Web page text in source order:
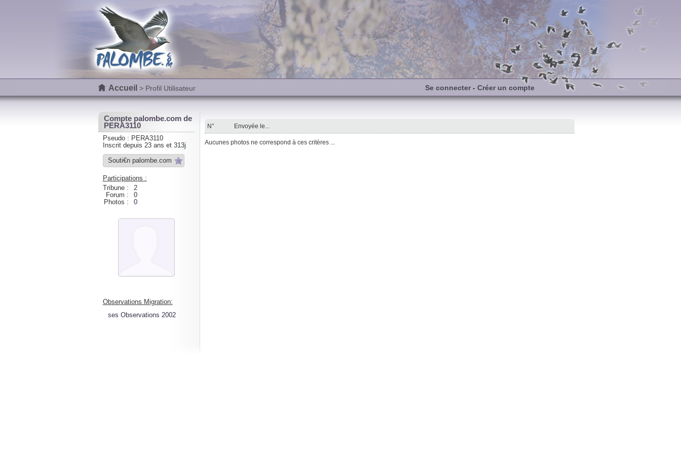
Accueil > Profil Utilisateur Se connecter- Créer un compte
Compte palombe.com de
PERA3110
Pseudo : PERA3110
Inscrit depuis 23 ans et 313j
Souti€n palombe.com
Participations :
Tribune :
2
Forum :
0
Photos :
0
Observations Migration:
ses Observations 2002
N° Envoyée le...
Aucunes photos ne correspond à ces critères ...